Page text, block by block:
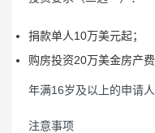
捐款单人10万美元起；
购房投资20万美金房产费
年满16岁及以上的申请
注意事项